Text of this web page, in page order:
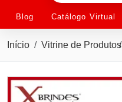
Blog Catálogo Virtual
Início Vitrine de Produtos